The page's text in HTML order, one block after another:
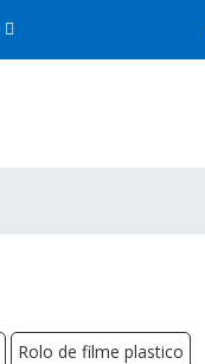
Rolo de filme plastico